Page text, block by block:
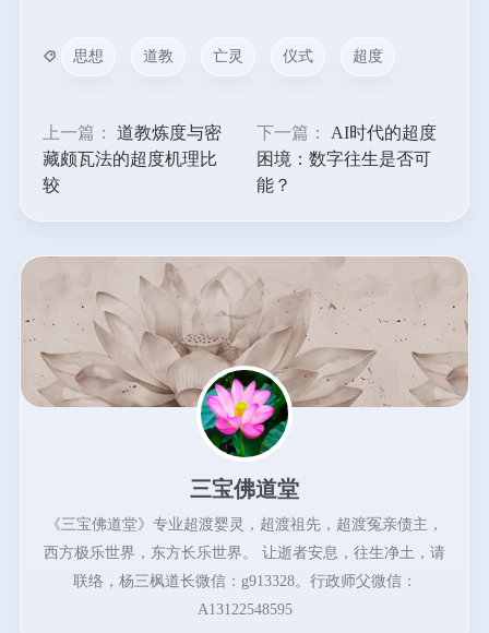
思想 道教 亡灵 仪式 超度
上一篇：
道教炼度与密
藏颇瓦法的超度机理比
较
下一篇：
AI时代的超度
困境：数字往生是否可
能？
三宝佛道堂
《三宝佛道堂》专业超渡婴灵，超渡祖先，超渡冤亲债主，
西方极乐世界，东方长乐世界。 让逝者安息，往生净土，请
联络，杨三枫道长微信：g913328。行政师父微信：
A13122548595